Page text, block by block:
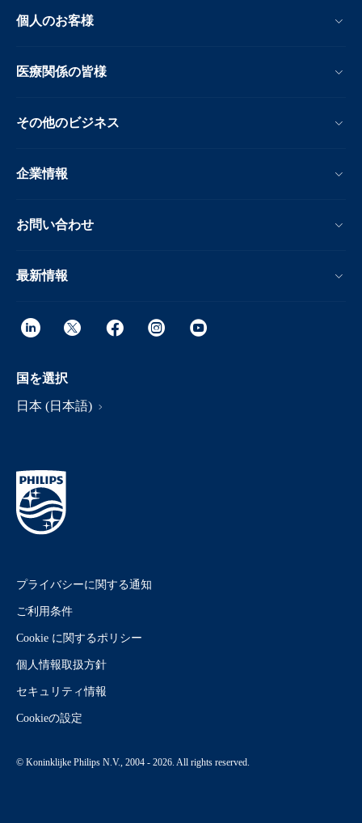
個人のお客様
医療関係の皆様
その他のビジネス
企業情報
お問い合わせ
最新情報
国を選択
日本 (日本語)
プライバシーに関する通知
ご利用条件
Cookie に関するポリシー
個人情報取扱方針
セキュリティ情報
Cookieの設定
© Koninklijke Philips N.V., 2004 - 2026. All rights reserved.